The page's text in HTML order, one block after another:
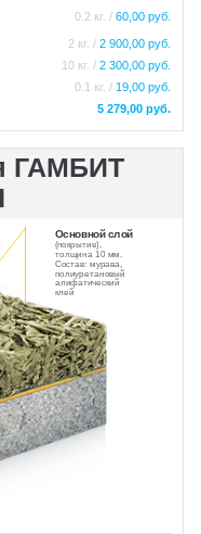
0.2 кг. / 60,00 руб.
2 кг. / 2 900,00 руб.
10 кг. / 2 300,00 руб.
0.1 кг. / 19,00 руб.
5 279,00 руб.
ГАМБИТ
Основной слой
(покрытие),
толщина 10 мм.
Состав: мурава,
полиуретановый
алифатический
клей